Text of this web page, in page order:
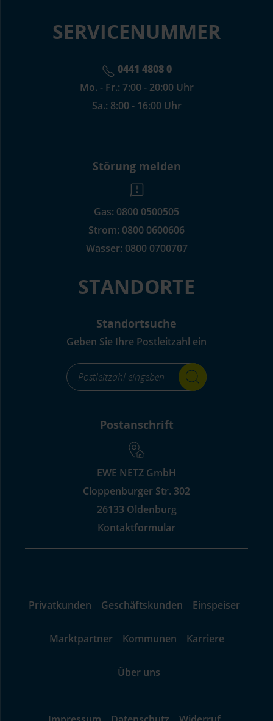
SERVICENUMMER
0441 4808 0
Mo. - Fr.: 7:00 - 20:00 Uhr
Sa.: 8:00 - 16:00 Uhr
Störung melden
Gas: 0800 0500505
Strom: 0800 0600606
Wasser: 0800 0700707
STANDORTE
Standortsuche
Geben Sie Ihre Postleitzahl ein
footer_standortsuche_Label-
for-
Postanschrift
EWE NETZ GmbH
Cloppenburger Str. 302
26133 Oldenburg
Kontaktformular
Privatkunden Geschäftskunden Einspeiser
Marktpartner Kommunen Karriere
Über uns